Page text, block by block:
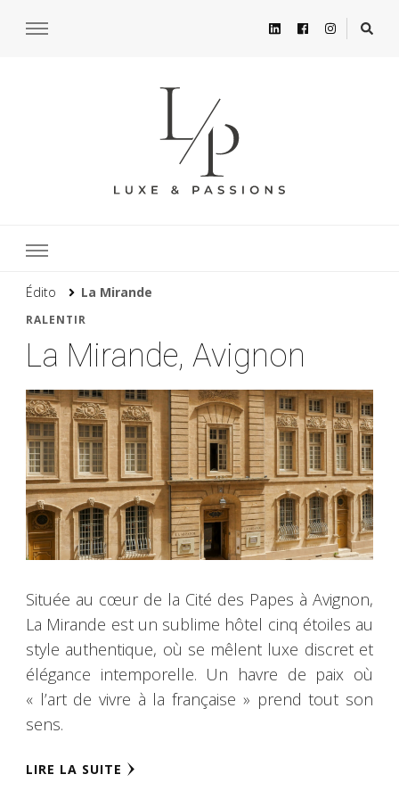
Édito La Mirande
RALENTIR
La Mirande, Avignon
Située au cœur de la Cité des Papes à Avignon,
La Mirande est un sublime hôtel cinq étoiles au
style authentique, où se mêlent luxe discret et
élégance intemporelle. Un havre de paix où
« l’art de vivre à la française » prend tout son
sens.
LIRE LA SUITE